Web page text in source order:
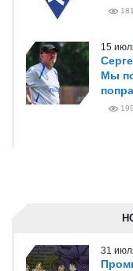
15
Мы
31